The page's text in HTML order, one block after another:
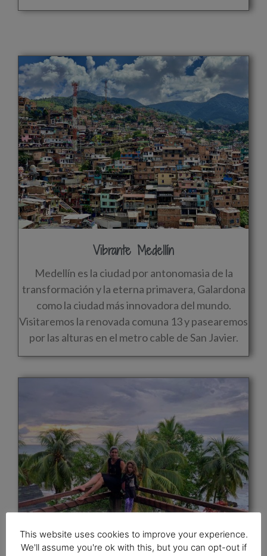
Vibrante Medellín
Medellín es la ciudad por antonomasia de la
transformación y la eterna primavera, Galardona
como la ciudad más innovadora del mundo.
Visitaremos la renovada comuna 13 y pasearemos
por las alturas en el metro cable de San Javier.
This website uses cookies to improve your experience.
We'll assume you're ok with this, but you can opt-out if